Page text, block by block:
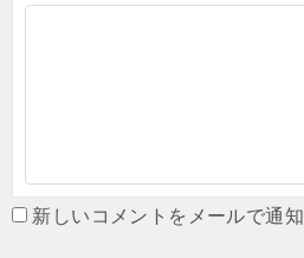
新しいコメントをメールで通知